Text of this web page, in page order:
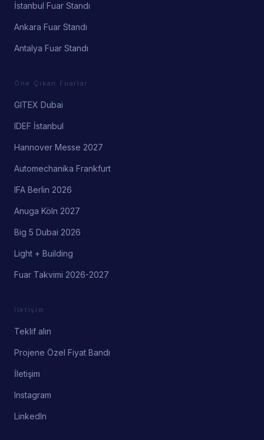
İstanbul Fuar Standı
Ankara Fuar Standı
Antalya Fuar Standı
Öne Çıkan Fuarlar
GITEX Dubai
IDEF İstanbul
Hannover Messe 2027
Automechanika Frankfurt
IFA Berlin 2026
Anuga Köln 2027
Big 5 Dubai 2026
Light + Building
Fuar Takvimi 2026-2027
İletişim
Teklif alın
Projene Özel Fiyat Bandı
İletişim
Instagram
LinkedIn